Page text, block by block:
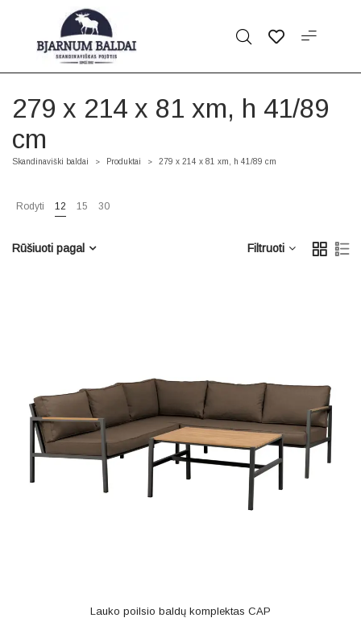
279 x 214 x 81 xm, h 41/89
cm
Skandinaviški baldai > Produktai > 279 x 214 x 81 xm, h 41/89 cm
Rodyti 12 15 30
Filtruoti
Rūšiuoti pagal
Lauko poilsio baldų komplektas CAP